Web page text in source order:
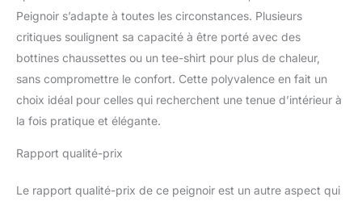
sommeil, la détente, les
mariages, etc. Ce
meilleur choix pour votre
temps libre.
Peignoir s’adapte à toutes les circonstances. Plusieurs
critiques soulignent sa capacité à être porté avec des
bottines chaussettes ou un tee-shirt pour plus de chaleur,
sans compromettre le confort. Cette polyvalence en fait un
choix idéal pour celles qui recherchent une tenue d’intérieur à
la fois pratique et élégante.
Rapport qualité-prix
Le rapport qualité-prix de ce peignoir est un autre aspect qui